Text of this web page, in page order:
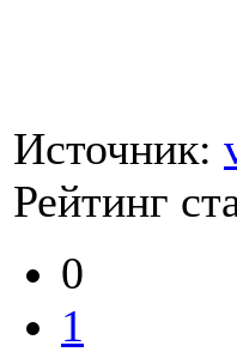
Источник:
Рейтинг
0
1